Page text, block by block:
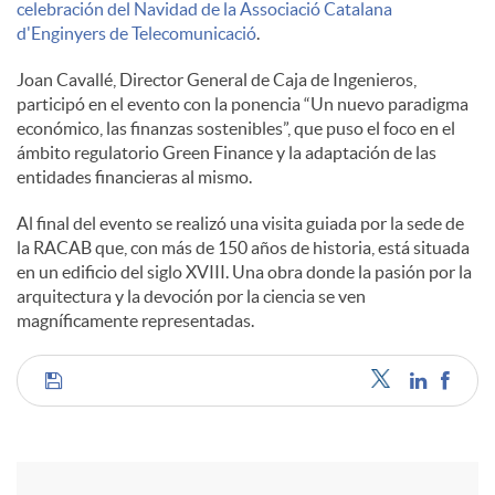
s
celebración del Navidad de la Associació Catalana
d'Enginyers de Telecomunicació
Joan Cavallé, Director General de Caja de Ingenieros,
participó en el evento con la ponencia “Un nuevo paradigma
económico, las finanzas sostenibles”, que puso el foco en el
ámbito regulatorio Green Finance y la adaptación de las
entidades financieras al mismo.
Al final del evento se realizó una visita guiada por la sede de
la RACAB que, con más de 150 años de historia, está situada
en un edificio del siglo XVIII. Una obra donde la pasión por la
arquitectura y la devoción por la ciencia se ven
magníficamente representadas.
C